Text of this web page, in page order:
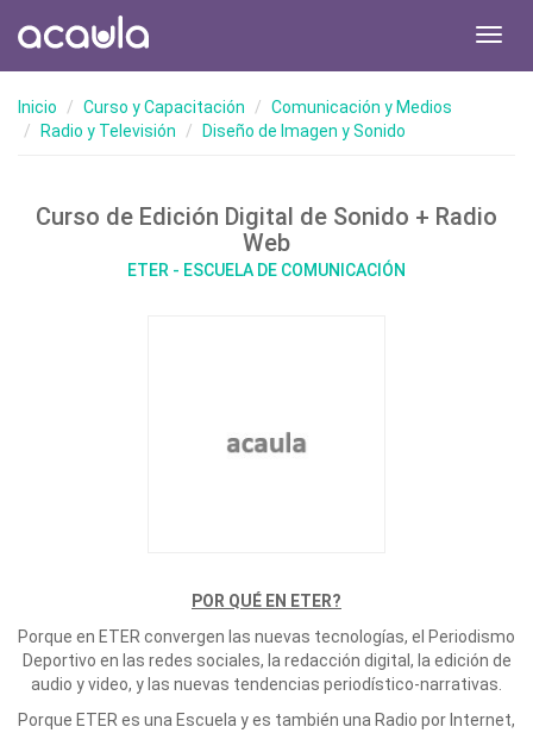
Inicio Curso y Capacitación
Comunicación y Medios
Radio y Televisión
Diseño de Imagen y Sonido
Curso de Edición Digital de Sonido + Radio
Web
ETER - ESCUELA DE COMUNICACIÓN
POR QUÉ EN ETER?
Porque en ETER convergen las nuevas tecnologías, el Periodismo
Deportivo en las redes sociales, la redacción digital, la edición de
audio y video, y las nuevas tendencias periodístico-narrativas.
Porque ETER es una Escuela y es también una Radio por Internet,